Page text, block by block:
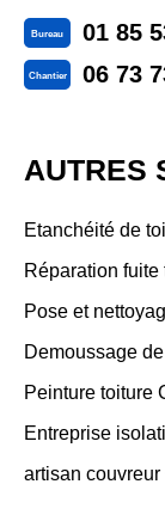
Bureau 01 85
Chantier 06 73
AUTRES
Etanchéité de
Réparation
Pose et
Demoussage
Peinture toiture
Entreprise
artisan